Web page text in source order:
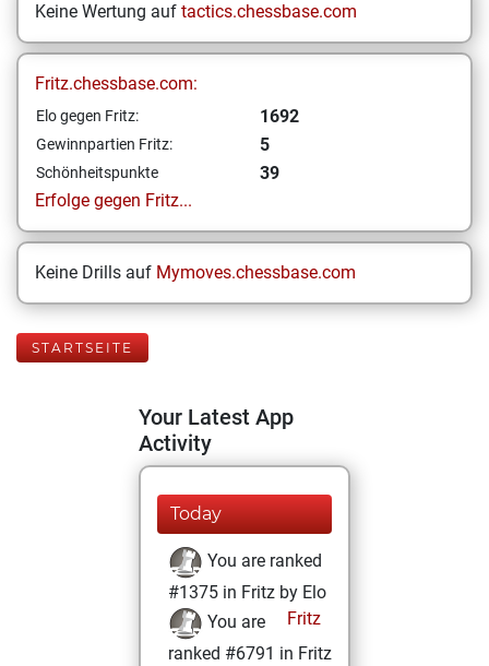
Keine Wertung auf tactics.chessbase.com
Fritz.chessbase.com:
Elo gegen Fritz: 1692
Gewinnpartien Fritz: 5
Schönheitspunkte
39
Erfolge gegen Fritz...
Keine Drills auf Mymoves.chessbase.com
STARTSEITE
Your Latest App
Activity
Today
You are ranked
#1375 in Fritz by Elo
Fritz
You are
ranked #6791 in Fritz